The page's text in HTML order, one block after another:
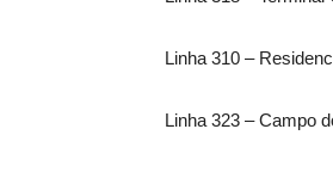
Linha 310 –
Linha 323 – Campo